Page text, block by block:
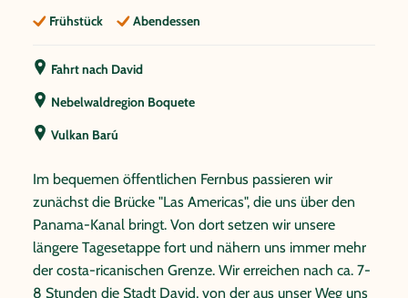
Frühstück Abendessen
Fahrt nach David
Nebelwaldregion Boquete
Vulkan Barú
Im bequemen öffentlichen Fernbus passieren wir
zunächst die Brücke "Las Americas", die uns über den
Panama-Kanal bringt. Von dort setzen wir unsere
längere Tagesetappe fort und nähern uns immer mehr
der costa-ricanischen Grenze. Wir erreichen nach ca. 7-
8 Stunden die Stadt David, von der aus unser Weg uns